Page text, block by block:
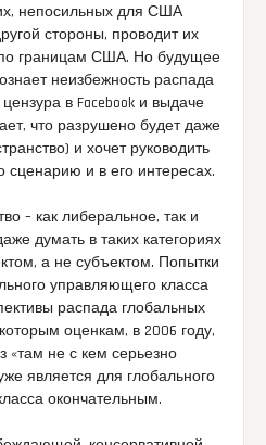
непосильных для США
стороны, проводит их
границам США. Но будущее
неизбежность распада
в Facebook и выдаче
что разрушено будет даже
и хочет руководить
и в его интересах.
– как либеральное, так и
думать в таких категориях
а не субъектом. Попытки
управляющего класса
распада глобальных
оценкам, в 2006 году,
«там не с кем серьезно
является для глобального
окончательным.